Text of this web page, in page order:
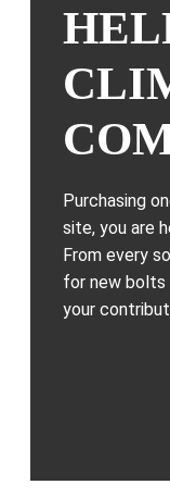
Purchasing
site, you are
From every
for new bolts
your